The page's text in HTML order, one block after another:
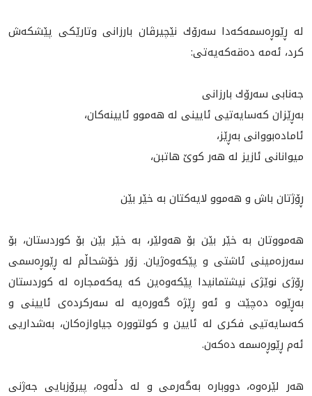
لە ڕێوڕەسمەكەدا سەرۆك نێچیرڤان بارزانی وتارێكی پێشكەش
كرد، ئەمە دەقەكەیەتی:
جه‌نابى سه‌رۆك بارزانى
به‌ڕێزان كه‌سايه‌تيى ئايينى له‌ هه‌موو ئايينه‌كان،
ئاماده‌بووانى به‌ڕێز،
میوانانی ئازيز له‌ هه‌ر كوێ هاتبن،
ڕۆژتان باش و هەموو لایەكتان بە خێر بێن
هه‌مووتان به‌ خێر بێن بۆ هه‌ولێر، بە خێر بێن بۆ كوردستان، بۆ
سه‌رزه‌مينى ئاشتی و پێکەوەژیان. زۆر خۆشحاڵم لە ڕێوڕه‌سمى
ڕۆژی نوێژی نیشتمانیدا پێكه‌وه‌ين كه‌ يه‌كه‌مجاره‌ له‌ کوردستان
به‌ڕێوه‌ ده‌چێت و ئه‌و ڕێژه‌ گه‌وره‌يه‌ له‌ سەرکردەى ئايينى و
کەسایەتيی فکرى لە ئایین و کولتوورە جياوازه‌كان، به‌شداريى
ئەم ڕێوڕه‌سمه‌ ده‌كه‌ن.
هه‌ر لێره‌وه‌، دووباره‌ به‌گه‌رمى و له‌ دڵه‌وه‌، پيرۆزبايى جه‌ژنى